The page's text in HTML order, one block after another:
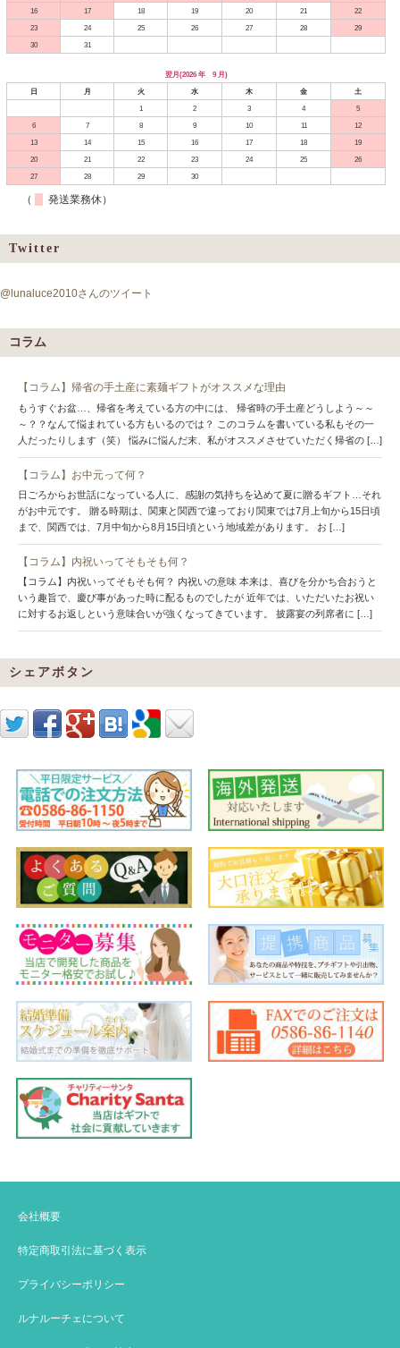
16
17 18 19 20 21
22
23
24 25 26 27 28
29
30
31
翌月(2026 年 9 月)
日
月 火 水 木 金
土
1
2 3 4
5
6
7 8 9 10 11
12
13
14 15 16 17 18
19
20
21 22 23 24 25
26
27
28 29 30
（ 発送業務休）
Twitter
@lunaluce2010さんのツイート
コラム
【コラム】帰省の手土産に素麺ギフトがオススメな理由
もうすぐお盆…、帰省を考えている方の中には、 帰省時の手土産どうしよう～～
～？？なんて悩まれている方もいるのでは？ このコラムを書いている私もその一
人だったりします（笑） 悩みに悩んだ末、私がオススメさせていただく帰省の […]
【コラム】お中元って何？
日ごろからお世話になっている人に、感謝の気持ちを込めて夏に贈るギフト…それ
がお中元です。 贈る時期は、関東と関西で違っており関東では7月上旬から15日頃
まで、関西では、7月中旬から8月15日頃という地域差があります。 お […]
【コラム】内祝いってそもそも何？
【コラム】内祝いってそもそも何？ 内祝いの意味 本来は、喜びを分かち合おうと
いう趣旨で、慶び事があった時に配るものでしたが 近年では、いただいたお祝い
に対するお返しという意味合いが強くなってきています。 披露宴の列席者に […]
シェアボタン
会社概要
特定商取引法に基づく表示
プライバシーポリシー
ルナルーチェについて